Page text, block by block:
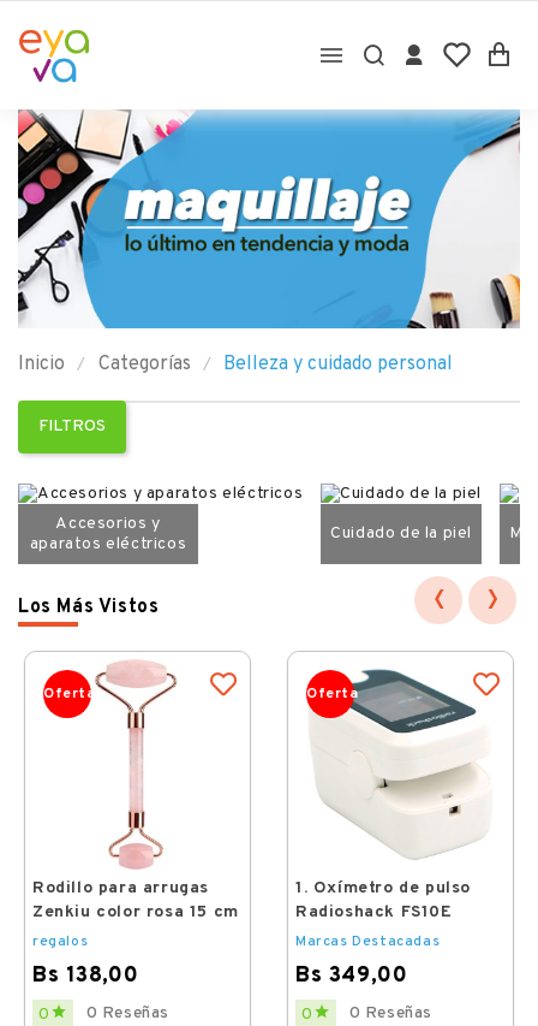

Inicio Categorías Belleza y cuidado personal
FILTROS
Accesorios y
aparatos eléctricos
Cuidado de la piel
Los Más Vistos
Oferta
Rodillo para arrugas
Zenkiu color rosa 15 cm
regalos
Bs 138,00
Price
0  0 Reseñas
Oferta
1. Oxímetro de pulso
Radioshack FS10E
Marcas Destacadas
Bs 349,00
Price
0  0 Reseñas
‹ ›